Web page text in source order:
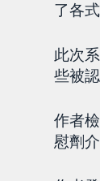
了各
此次
些被
作者
慰劑